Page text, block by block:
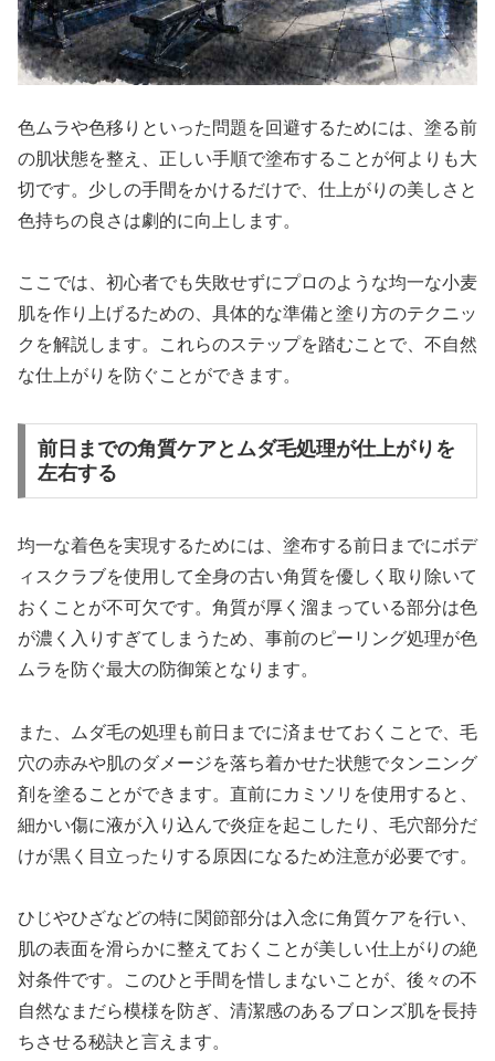
色ムラや色移りといった問題を回避するためには、塗る前
の肌状態を整え、正しい手順で塗布することが何よりも大
切です。少しの手間をかけるだけで、仕上がりの美しさと
色持ちの良さは劇的に向上します。
ここでは、初心者でも失敗せずにプロのような均一な小麦
肌を作り上げるための、具体的な準備と塗り方のテクニッ
クを解説します。これらのステップを踏むことで、不自然
な仕上がりを防ぐことができます。
前日までの角質ケアとムダ毛処理が仕上がりを
左右する
均一な着色を実現するためには、塗布する前日までにボデ
ィスクラブを使用して全身の古い角質を優しく取り除いて
おくことが不可欠です。角質が厚く溜まっている部分は色
が濃く入りすぎてしまうため、事前のピーリング処理が色
ムラを防ぐ最大の防御策となります。
また、ムダ毛の処理も前日までに済ませておくことで、毛
穴の赤みや肌のダメージを落ち着かせた状態でタンニング
剤を塗ることができます。直前にカミソリを使用すると、
細かい傷に液が入り込んで炎症を起こしたり、毛穴部分だ
けが黒く目立ったりする原因になるため注意が必要です。
ひじやひざなどの特に関節部分は入念に角質ケアを行い、
肌の表面を滑らかに整えておくことが美しい仕上がりの絶
対条件です。このひと手間を惜しまないことが、後々の不
自然なまだら模様を防ぎ、清潔感のあるブロンズ肌を長持
ちさせる秘訣と言えます。